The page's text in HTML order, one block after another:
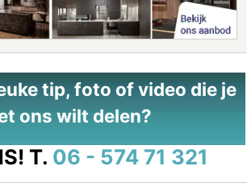
tip, foto of video die je
ons wilt delen?
T. 06 - 574 71 321